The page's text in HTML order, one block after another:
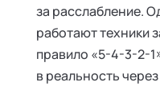
за расслабление.
работают техники
правило «5-4-3-2-
в реальность